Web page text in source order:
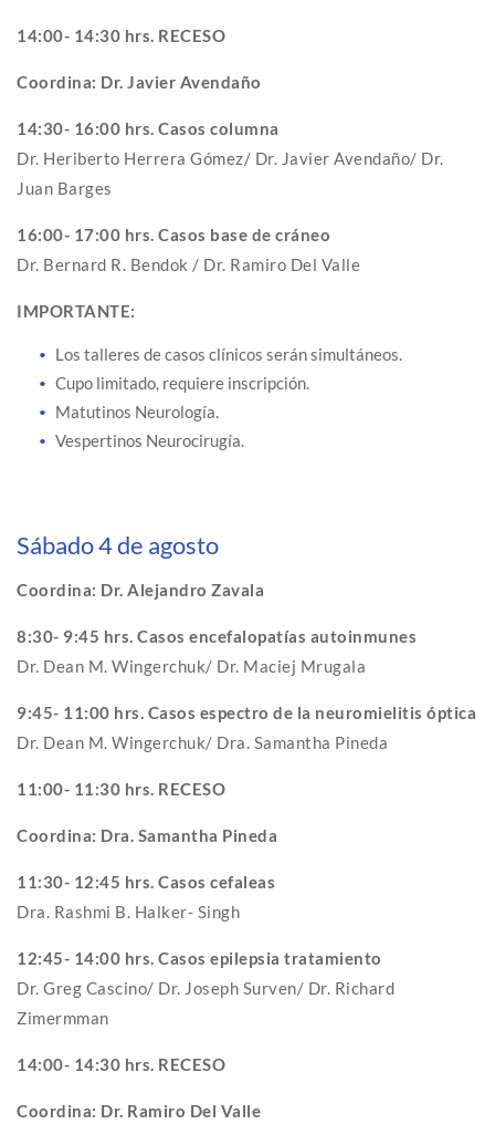
14:00- 14:30 hrs. RECESO
Coordina: Dr. Javier Avendaño
14:30- 16:00 hrs. Casos columna
Dr. Heriberto Herrera Gómez/ Dr. Javier Avendaño/ Dr.
Juan Barges
16:00- 17:00 hrs. Casos base de cráneo
Dr. Bernard R. Bendok / Dr. Ramiro Del Valle
IMPORTANTE:
Los talleres de casos clínicos serán simultáneos.
Cupo limitado, requiere inscripción.
Matutinos Neurología.
Vespertinos Neurocirugía.
Sábado 4 de agosto
Coordina: Dr. Alejandro Zavala
8:30- 9:45 hrs. Casos encefalopatías autoinmunes
Dr. Dean M. Wingerchuk/ Dr. Maciej Mrugala
9:45- 11:00 hrs. Casos espectro de la neuromielitis óptica
Dr. Dean M. Wingerchuk/ Dra. Samantha Pineda
11:00- 11:30 hrs. RECESO
Coordina: Dra. Samantha Pineda
11:30- 12:45 hrs. Casos cefaleas
Dra. Rashmi B. Halker- Singh
12:45- 14:00 hrs. Casos epilepsia tratamiento
Dr. Greg Cascino/ Dr. Joseph Surven/ Dr. Richard
Zimermman
14:00- 14:30 hrs. RECESO
Coordina: Dr. Ramiro Del Valle